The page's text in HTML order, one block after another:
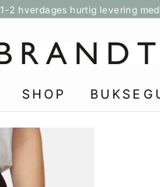
1-2 hverdages hurtig levering
SHOP